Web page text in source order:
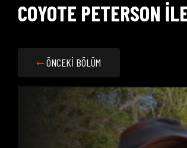
COYOTE PETERSON
ÖNCEKİ BÖLÜM